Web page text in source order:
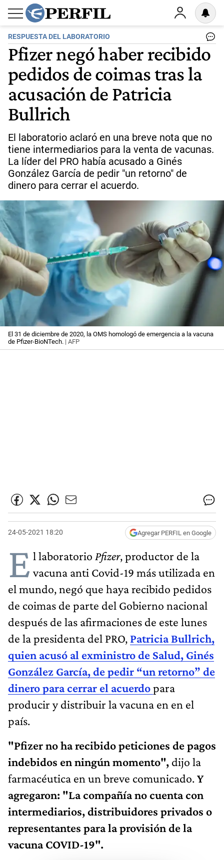
RESPUESTA DEL LABORATORIO
Pfizer negó haber recibido
pedidos de coimas tras la
acusación de Patricia
Bullrich
El laboratorio aclaró en una breve nota que no
tiene intermediarios para la venta de vacunas.
La líder del PRO había acusado a Ginés
González García de pedir "un retorno" de
dinero para cerrar el acuerdo.
El 31 de diciembre de 2020, la OMS homologó de emergencia a la vacuna
de Pfizer-BioNTech. | AFP
24-05-2021 18:20 Agregar PERFIL en Google
E l laboratorio Pfizer, productor de la
vacuna anti Covid-19 más utilizada en
el mundo, negó que haya recibido pedidos
de coimas de parte del Gobierno nacional
después de las afirmaciones de este lunes
de la presidenta del PRO, Patricia Bullrich,
quien acusó al exministro de Salud, Ginés
González García, de pedir “un retorno” de
dinero para cerrar el acuerdopara
producir y distribuir la vacuna en en el
país.
"Pfizer no ha recibido peticiones de pagos
indebidos en ningún momento", dijo la
farmacéutica en un breve comunicado.Y
agregaron: "La compañía no cuenta con
intermediarios, distribuidores privados o
representantes para la provisión de la
vacuna COVID-19".